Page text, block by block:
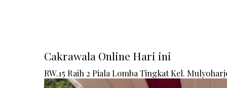
Cakrawala Online Hari ini
RW.15 Raih 2 Piala Lomba Tingkat Kel.